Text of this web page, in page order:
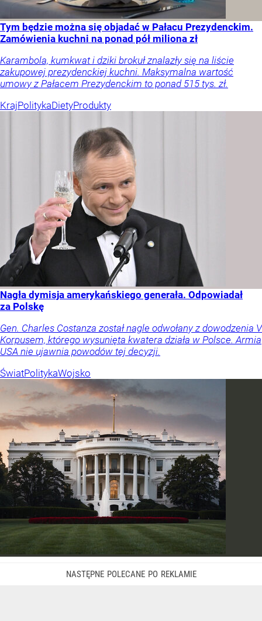
Tym będzie można się objadać w Pałacu Prezydenckim.
Zamówienia kuchni na ponad pół miliona zł
Karambola, kumkwat i dziki brokuł znalazły się na liście
zakupowej prezydenckiej kuchni. Maksymalna wartość
umowy z Pałacem Prezydenckim to ponad 515 tys. zł.
KrajPolitykaDietyProdukty
Nagła dymisja amerykańskiego generała. Odpowiadał
za Polskę
Gen. Charles Costanza został nagle odwołany z dowodzenia V
Korpusem, którego wysunięta kwatera działa w Polsce. Armia
USA nie ujawnia powodów tej decyzji.
ŚwiatPolitykaWojsko